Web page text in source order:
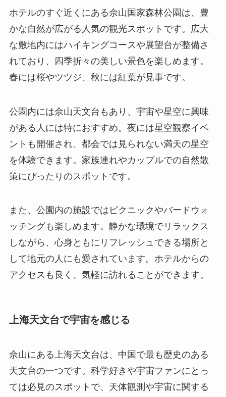
ホテルのすぐ近くにある佘山国家森林公園は、豊
かな自然が広がる人気の観光スポットです。広大
な敷地内にはハイキングコースや展望台が整備さ
れており、四季折々の美しい景色を楽しめます。
春には桜やツツジ、秋には紅葉が見事です。
公園内には佘山天文台もあり、宇宙や星空に興味
がある人には特におすすめ。夜には星空観察イベ
ントも開催され、都会では見られない満天の星空
を体験できます。家族連れやカップルでの自然散
策にぴったりのスポットです。
また、公園内の施設ではピクニックやバードウォ
ッチングも楽しめます。静かな環境でリラックス
しながら、心身ともにリフレッシュできる場所と
して地元の人にも愛されています。ホテルからの
アクセスも良く、気軽に訪れることができます。
上海天文台で宇宙を感じる
佘山にある上海天文台は、中国で最も歴史のある
天文台の一つです。科学好きや宇宙ファンにとっ
ては必見のスポットで、天体観測や宇宙に関する